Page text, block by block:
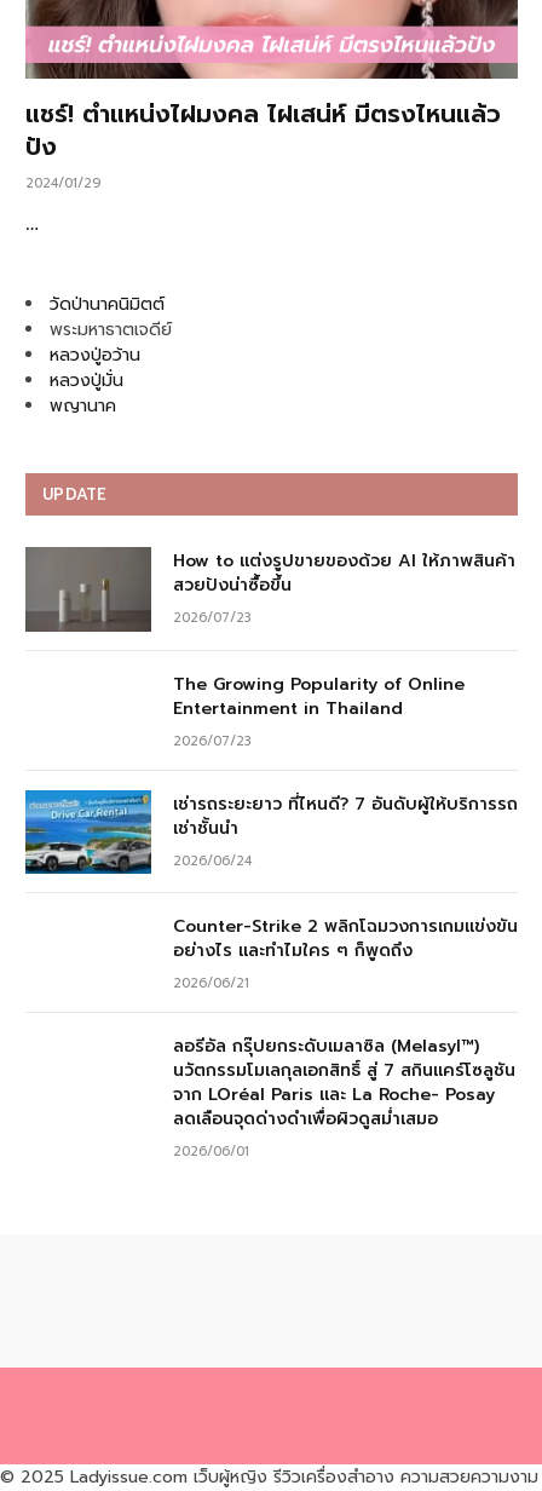
แชร์! ตำแหน่งไฝมงคล ไฝเสน่ห์ มีตรงไหนแล้ว
ปัง
2024/01/29
…
วัดป่านาคนิมิตต์
พระมหาธาตเจดีย์
หลวงปู่อว้าน
หลวงปู่มั่น
พญานาค
UPDATE
How to แต่งรูปขายของด้วย AI ให้ภาพสินค้า
สวยปังน่าซื้อขึ้น
2026/07/23
The Growing Popularity of Online
Entertainment in Thailand
2026/07/23
เช่ารถระยะยาว ที่ไหนดี? 7 อันดับผู้ให้บริการรถ
เช่าชั้นนำ
2026/06/24
Counter-Strike 2 พลิกโฉมวงการเกมแข่งขัน
อย่างไร และทำไมใคร ๆ ก็พูดถึง
2026/06/21
ลอรีอัล กรุ๊ปยกระดับเมลาซิล (Melasyl™)
นวัตกรรมโมเลกุลเอกสิทธิ์ สู่ 7 สกินแคร์โซลูชัน
จาก LOréal Paris และ La Roche- Posay
ลดเลือนจุดด่างดำเพื่อผิวดูสม่ำเสมอ
2026/06/01
© 2025 Ladyissue.com เว็บผู้หญิง รีวิวเครื่องสำอาง ความสวยความงาม